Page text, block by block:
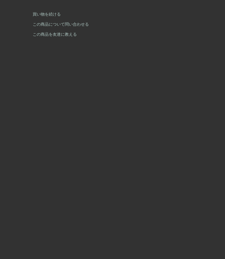
買い物を続ける
この商品について問い合わせる
この商品を友達に教える